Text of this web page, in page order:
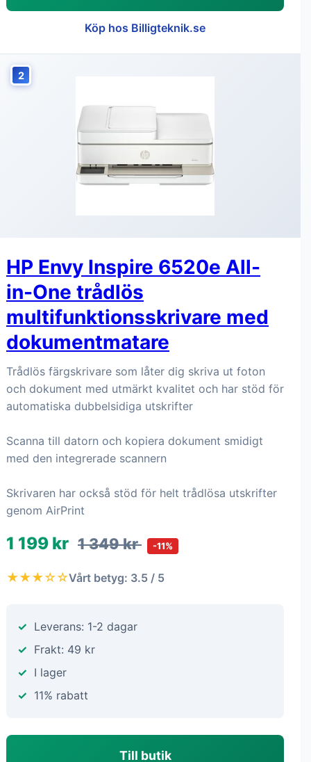
Köp hos Billigteknik.se
2
HP Envy Inspire 6520e All-
in-One trådlös
multifunktionsskrivare med
dokumentmatare
Trådlös färgskrivare som låter dig skriva ut foton
och dokument med utmärkt kvalitet och har stöd för
automatiska dubbelsidiga utskrifter
Scanna till datorn och kopiera dokument smidigt
med den integrerade scannern
Skrivaren har också stöd för helt trådlösa utskrifter
genom AirPrint
1 199 kr 1 349 kr -11%
★★★☆☆Vårt betyg: 3.5 / 5
Leverans: 1-2 dagar
Frakt: 49 kr
I lager
11% rabatt
Till butik